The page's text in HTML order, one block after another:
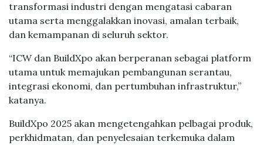
transformasi industri dengan mengatasi cabaran
utama serta menggalakkan inovasi, amalan terbaik,
dan kemampanan di seluruh sektor.
“ICW dan BuildXpo akan berperanan sebagai platform
utama untuk memajukan pembangunan serantau,
integrasi ekonomi, dan pertumbuhan infrastruktur,”
katanya.
BuildXpo 2025 akan mengetengahkan pelbagai produk,
perkhidmatan, dan penyelesaian terkemuka dalam